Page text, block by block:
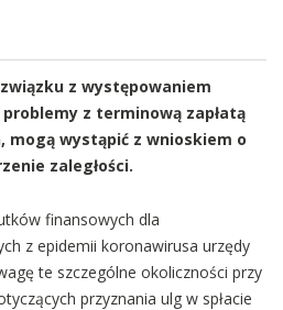
z występowaniem
z terminową zapłatą
mogą wystąpić z wnioskiem o
zaległości.
finansowych dla
z epidemii koronawirusa urzędy
te szczególne okoliczności przy
przyznania ulg w spłacie